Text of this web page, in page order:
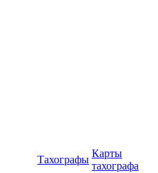
Тахографы
Карты
тахографа